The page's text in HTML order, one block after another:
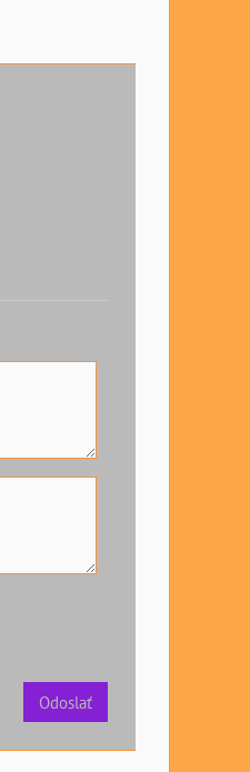
Odoslať